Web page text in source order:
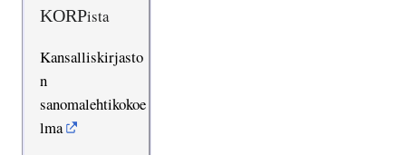
KORPista
Kansalliskirjasto
n
sanomalehtikokoe
lma